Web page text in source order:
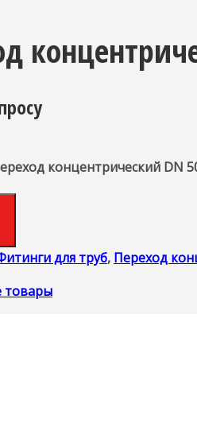
концентрический DN
для труб, Переход
товары